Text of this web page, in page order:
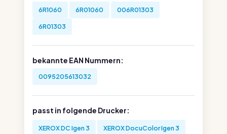
6R1060 6R01060 006R01303
6R01303
bekannte EAN Nummern:
0095205613032
passt in folgende Drucker:
XEROX DC Igen 3 XEROX DocuColor Igen 3